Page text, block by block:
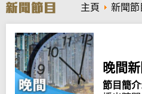
r
c
h
主頁 新聞節
晚間
節目簡